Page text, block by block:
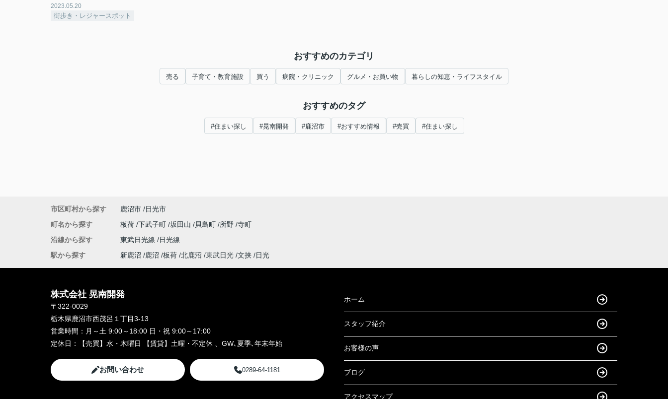
2023.05.20
街歩き・レジャースポット
おすすめのカテゴリ
売る 子育て・教育施設 買う 病院・クリニック グルメ・お買い物 暮らしの知恵・ライフスタイル
おすすめのタグ
#住まい探し #晃南開発 #鹿沼市 #おすすめ情報 #売買 #住まい探し
市区町村から探す 鹿沼市
日光市
町名から探す
板荷 下武子町 坂田山 貝島町 所野 寺町
沿線から探す
東武日光線
日光線
駅から探す
新鹿沼 鹿沼 板荷 北鹿沼 東武日光 文挟 日光
株式会社 晃南開発
〒322-0029
栃木県鹿沼市西茂呂１丁目3-13
営業時間： 月～土 9:00～18:00 日・祝 9:00～17:00
定休日：
【売買】水・木曜日 【賃貸】土曜・不定休 、GW､夏季､年末年始
お問い合わせ 0289-64-1181
ホーム
スタッフ紹介
お客様の声
ブログ
アクセスマップ